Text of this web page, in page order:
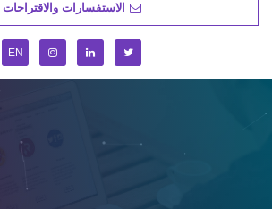
الاستفسارات والاقتراحات
EN